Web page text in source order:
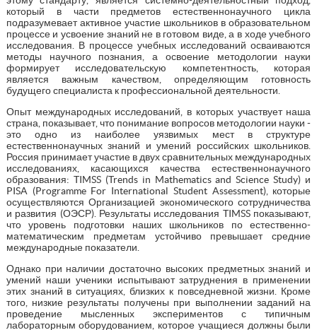
который в части предметов естественнонаучного цикла
подразумевает активное участие школьников в образовательном
процессе и усвоение знаний не в готовом виде, а в ходе учебного
исследования. В процессе учебных исследований осваиваются
методы научного познания, а освоение методологии науки
формирует исследовательскую компетентность, которая
является важным качеством, определяющим готовность
будущего специалиста к профессиональной деятельности.
Опыт международных исследований, в которых участвует наша
страна, показывает, что понимание вопросов методологии науки -
это одно из наиболее уязвимых мест в структуре
естественнонаучных знаний и умений российских школьников.
Россия принимает участие в двух сравнительных международных
исследованиях, касающихся качества естественнонаучного
образования: TIMSS (Trends in Mathematics and Science Study) и
PISA (Programme For International Student Assessment), которые
осуществляются Организацией экономического сотрудничества
и развития (ОЭСР). Результаты исследования TIMSS показывают,
что уровень подготовки наших школьников по естественно-
математическим предметам устойчиво превышает средние
международные показатели.
Однако при наличии достаточно высоких предметных знаний и
умений наши ученики испытывают затруднения в применении
этих знаний в ситуациях, близких к повседневной жизни. Кроме
того, низкие результаты получены при выполнении заданий на
проведение мысленных экспериментов с типичным
лабораторным оборудованием, которое учащиеся должны были